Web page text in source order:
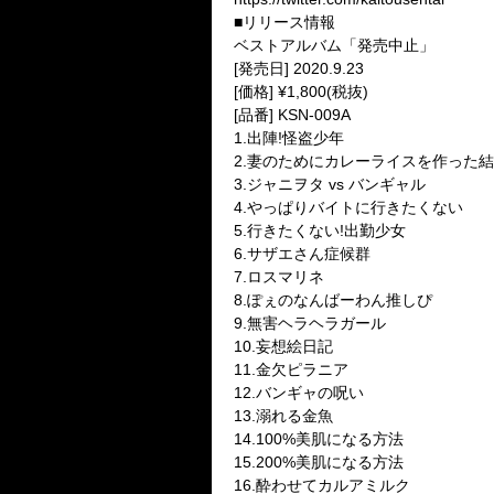
■リリース情報
ベストアルバム「発売中止」
[発売日] 2020.9.23
[価格] ¥1,800(税抜)
[品番] KSN-009A
1.出陣!怪盗少年
2.妻のためにカレーライスを作った
3.ジャニヲタ vs バンギャル
4.やっぱりバイトに行きたくない
5.行きたくない!出勤少女
6.サザエさん症候群
7.ロスマリネ
8.ぽぇのなんばーわん推しぴ
9.無害ヘラヘラガール
10.妄想絵日記
11.金欠ピラニア
12.バンギャの呪い
13.溺れる金魚
14.100%美肌になる方法
15.200%美肌になる方法
16.酔わせてカルアミルク